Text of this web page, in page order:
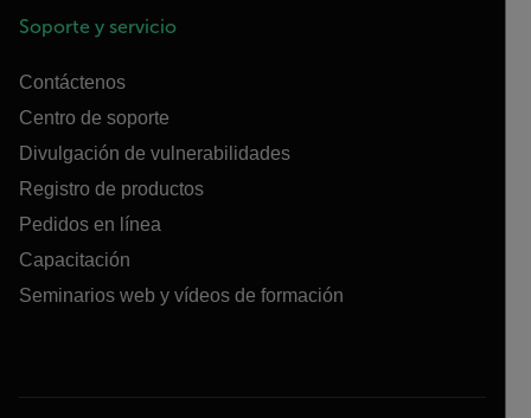
Soporte y servicio
Contáctenos
Centro de soporte
Divulgación de vulnerabilidades
Registro de productos
Pedidos en línea
Capacitación
Seminarios web y vídeos de formación